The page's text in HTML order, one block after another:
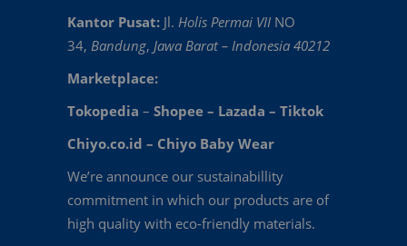
Kantor Pusat: Jl. Holis Permai VII NO
34, Bandung, Jawa Barat – Indonesia 40212
Marketplace:
Tokopedia – Shopee – Lazada – Tiktok
Chiyo.co.id – Chiyo Baby Wear
We’re announce our sustainabillity
commitment in which our products are of
high quality with eco-friendly materials.